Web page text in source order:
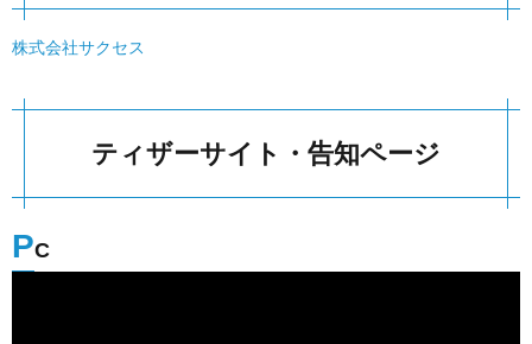
株式会社サクセス
ティザーサイト・告知ページ
PC